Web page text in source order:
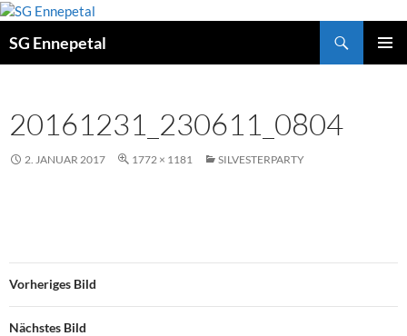
Zum
springen
SG Ennepetal
20161231_230611_0804
2. JANUAR 2017 1772 × 1181 SILVESTERPARTY
Vorheriges Bild
Nächstes Bild